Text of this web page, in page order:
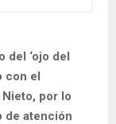
del ‘ojo del
con el
por lo
de atención